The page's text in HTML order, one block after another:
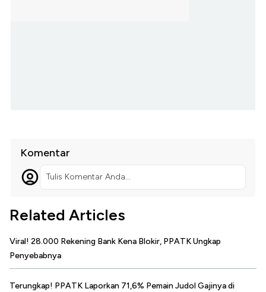
Komentar
Tulis Komentar Anda...
Related Articles
Viral! 28.000 Rekening Bank Kena Blokir, PPATK Ungkap
Penyebabnya
Terungkap! PPATK Laporkan 71,6% Pemain Judol Gajinya di